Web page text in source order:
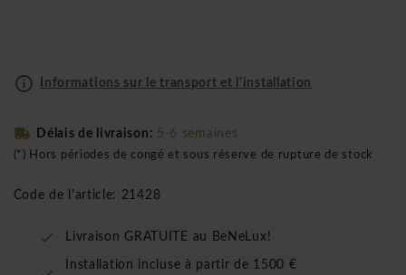
Informations sur le transport et l'installation
Délais de livraison: 5-6 semaines
(*) Hors périodes de congé et sous réserve de rupture de stock
Code de l'article: 21428
Livraison GRATUITE au BeNeLux!
Installation incluse à partir de 1500 €